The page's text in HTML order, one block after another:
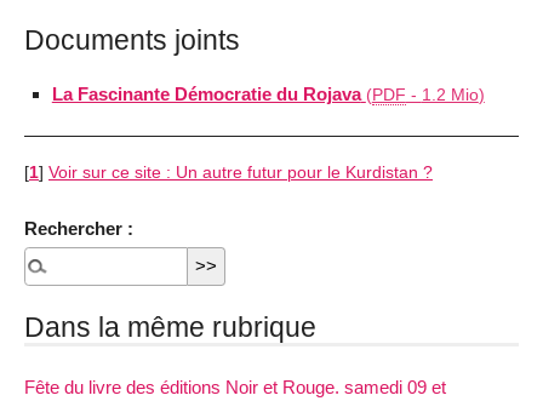
Documents joints
La Fascinante Démocratie du Rojava (PDF - 1.2 Mio)
[1] Voir sur ce site : Un autre futur pour le Kurdistan ?
Rechercher :
Dans la même rubrique
Fête du livre des éditions Noir et Rouge. samedi 09 et